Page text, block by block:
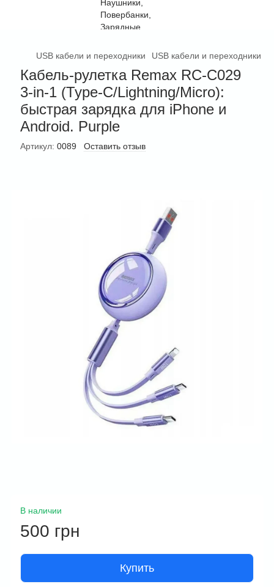
USB кабели и переходники USB кабели и переходники
Кабель-рулетка Remax RC-C029
3-in-1 (Type-C/Lightning/Micro):
быстрая зарядка для iPhone и
Android. Purple
Артикул: 0089 Оставить отзыв
В наличии
500 грн
Купить